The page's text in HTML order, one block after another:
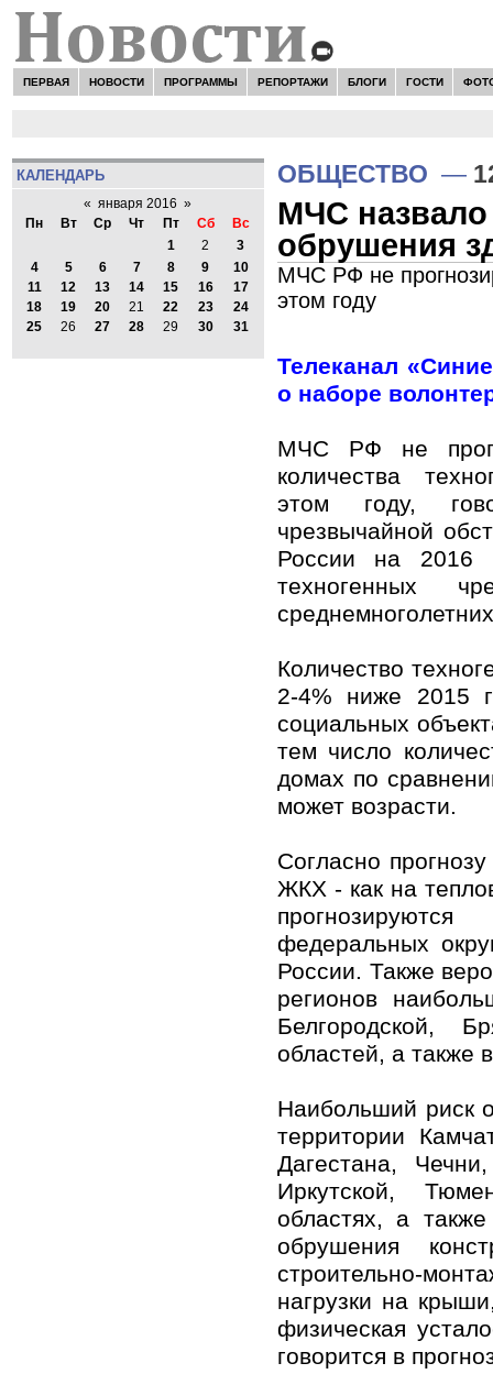
ПЕРВАЯ НОВОСТИ ПРОГРАММЫ РЕПОРТАЖИ БЛОГИ ГОСТИ
КАЛЕНДАРЬ
« января 2016 »
Пн
Вт Ср Чт Пт Сб
Вс
1
2
3
4
5 6 7 8 9
10
11
12 13 14 15 16
17
18
19 20 21 22 23
24
25
26 27 28 29 30 31
ОБЩЕСТВО —
МЧС
обрушения
МЧС РФ не
этом году
Телеканал
о наборе
МЧС РФ не
количества
этом году,
чрезвычайной
России на 2016
техногенных
Количество
2-4% ниже 2015
социальных
тем число
домах по
может возрасти.
Согласно
ЖКХ - как на
федеральных
России. Также
регионов
Белгородской,
областей, а также
Наибольший риск
территории
Дагестана,
Иркутской,
областях, а
обрушения
строительно-
нагрузки на
физическая
говорится в